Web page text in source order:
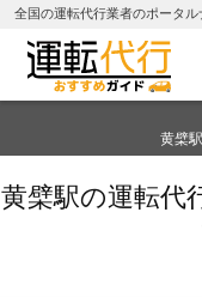
黄檗
黄檗駅の運転代